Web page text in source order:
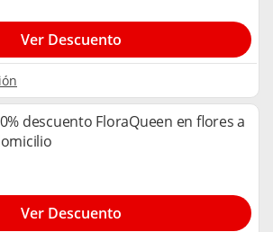
Ver Descuento
descuento FloraQueen en flores a
Ver Descuento